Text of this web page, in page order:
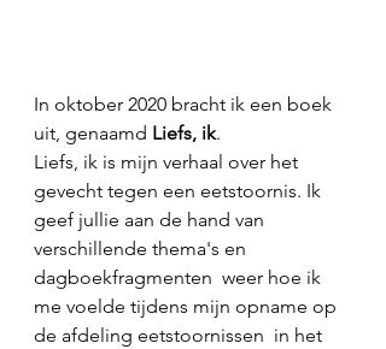
In oktober 2020 bracht ik een boek
uit, genaamd Liefs, ik.
Liefs, ik is mijn verhaal over het
gevecht tegen een eetstoornis. Ik
geef jullie aan de hand van
verschillende thema's en
dagboekfragmenten  weer hoe ik
me voelde tijdens mijn opname op
de afdeling eetstoornissen  in het